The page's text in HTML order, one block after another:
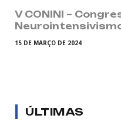
V CONINI –
15 DE MARÇO DE 2024
ÚLTIMAS